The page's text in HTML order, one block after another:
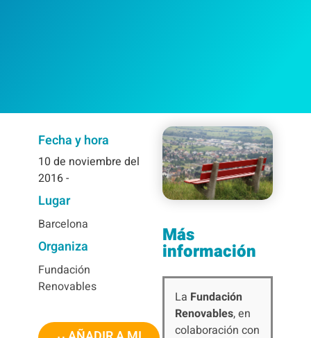
Fecha y hora
10 de noviembre del
2016-
Lugar
Barcelona
Organiza
Fundación
Renovables
Más
información
La Fundación
Renovables, en
colaboración con